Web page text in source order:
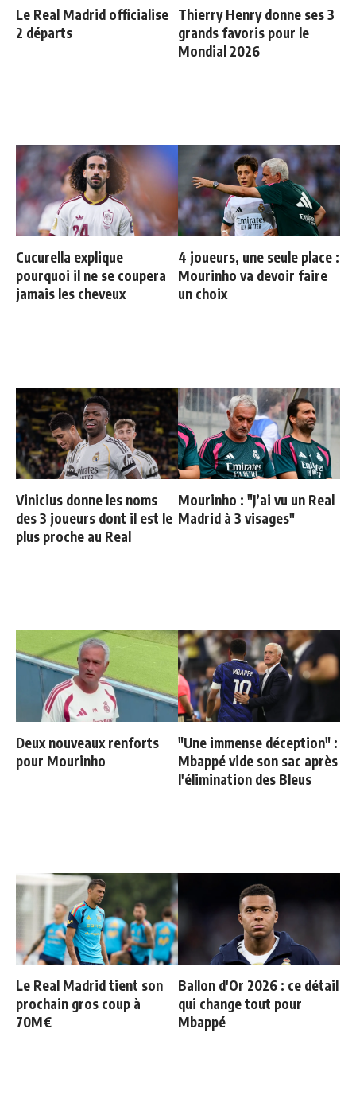
Le Real Madrid officialise
2 départs
Thierry Henry donne ses 3
grands favoris pour le
Mondial 2026
Cucurella explique
pourquoi il ne se coupera
jamais les cheveux
4 joueurs, une seule place :
Mourinho va devoir faire
un choix
Vinicius donne les noms
des 3 joueurs dont il est le
plus proche au Real
Mourinho : "J’ai vu un Real
Madrid à 3 visages"
Deux nouveaux renforts
pour Mourinho
"Une immense déception" :
Mbappé vide son sac après
l'élimination des Bleus
Le Real Madrid tient son
prochain gros coup à
70M€
Ballon d'Or 2026 : ce détail
qui change tout pour
Mbappé